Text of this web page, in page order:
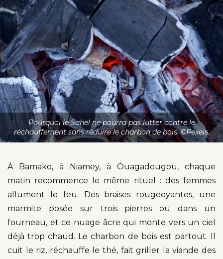
Pourquoi le Sahel ne pourra pas lutter contre le
réchauffement sans réduire le charbon de bois. ©Pexels.
À Bamako, à Niamey, à Ouagadougou, chaque
matin recommence le même rituel : des femmes
allument le feu. Des braises rougeoyantes, une
marmite posée sur trois pierres ou dans un
fourneau, et ce nuage âcre qui monte vers un ciel
déjà trop chaud. Le charbon de bois est partout. Il
cuit le riz, réchauffe le thé, fait griller la viande des